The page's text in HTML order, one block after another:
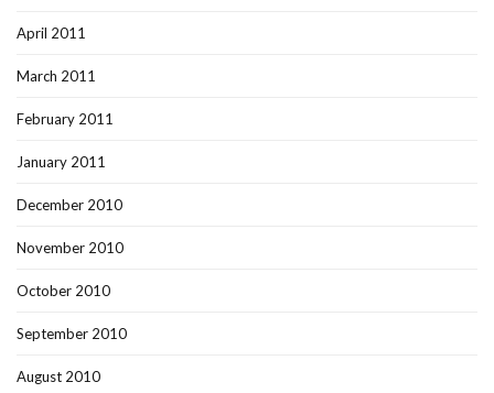
April 2011
March 2011
February 2011
January 2011
December 2010
November 2010
October 2010
September 2010
August 2010